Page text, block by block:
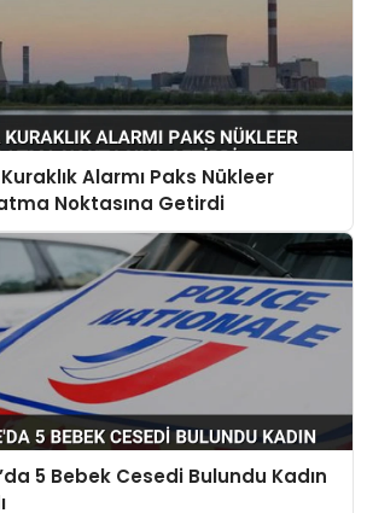
Alarmı Paks Nükleer
Noktasına Getirdi
5 Bebek Cesedi Bulundu Kadın